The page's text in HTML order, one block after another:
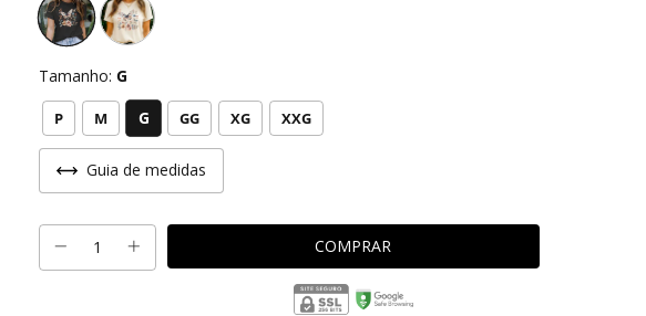
Tamanho: G
P M G GG XG XXG
Guia de medidas